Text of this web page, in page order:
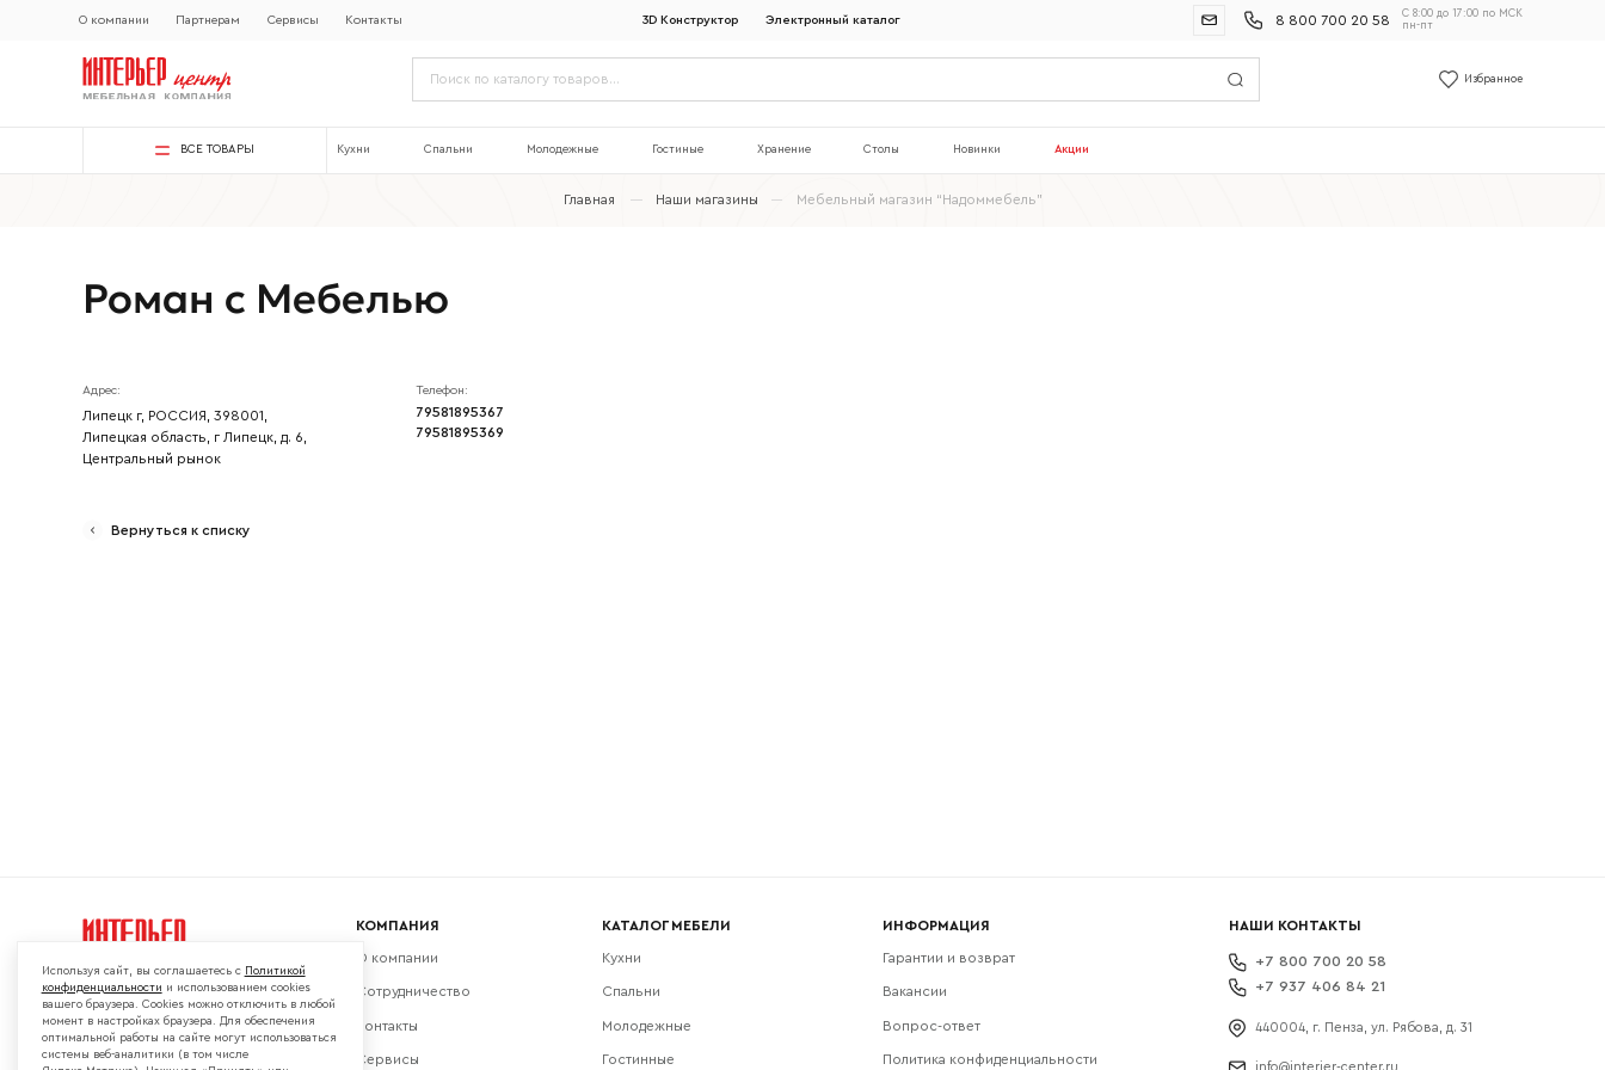
О компании Партнерам Сервисы Контакты 3D Конструктор Электронный каталог 8 800 700 20 58
С 8:00 до 17:00 по МСК
пн-пт
Избранное
ВСЕ ТОВАРЫ Кухни Спальни Молодежные Гостиные Хранение Столы Новинки Акции
Главная Наши магазины Мебельный магазин “Надоммебель”
Роман с Мебелью
Адрес:
Липецк г, РОССИЯ, 398001,
Липецкая область, г Липецк, д. 6,
Центральный рынок
Телефон:
79581895367
79581895369
Вернуться к списку
Мы в социальных сетях:
КОМПАНИЯ
О компании
Сотрудничество
Контакты
Сервисы
КАТАЛОГ МЕБЕЛИ
Кухни
Спальни
Молодежные
Гостинные
ИНФОРМАЦИЯ
Гарантии и возврат
Вакансии
Вопрос-ответ
Политика конфиденциальности
НАШИ КОНТАКТЫ
+7 800 700 20 58
+7 937 406 84 21
440004, г. Пенза, ул. Рябова, д. 31
info@interier-center.ru
Используя сайт, вы соглашаетесь с Политикой
конфиденциальности и использованием cookies
вашего браузера. Cookies можно отключить в любой
момент в настройках браузера. Для обеспечения
оптимальной работы на сайте могут использоваться
системы веб-аналитики (в том числе